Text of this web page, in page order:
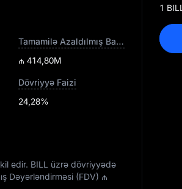
Tamamilə Azaldılmış Bazar Dəyəri
₼ 414,80M
Dövriyyə Faizi
24,28%
edir. BILL üzrə dövriyyədə
Dəyərləndirməsi (FDV) ₼
1